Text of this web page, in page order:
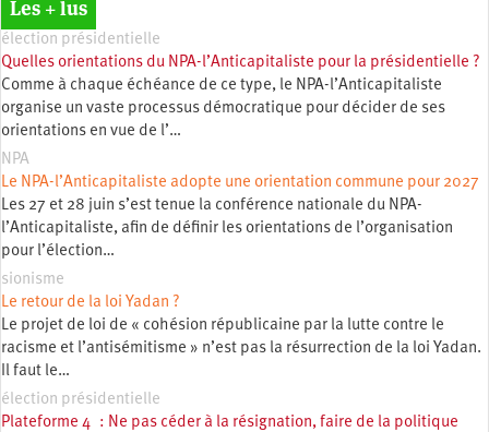
Les + lus
élection présidentielle
Quelles orientations du NPA-l’Anticapitaliste pour la présidentielle ?
Comme à chaque échéance de ce type, le NPA-l’Anticapitaliste
organise un vaste processus démocratique pour décider de ses
orientations en vue de l’…
NPA
Le NPA-l’Anticapitaliste adopte une orientation commune pour 2027
Les 27 et 28 juin s’est tenue la conférence nationale du NPA-
l’Anticapitaliste, afin de définir les orientations de l’organisation
pour l’élection…
sionisme
Le retour de la loi Yadan ?
Le projet de loi de « cohésion républicaine par la lutte contre le
racisme et l’antisémitisme » n’est pas la résurrection de la loi Yadan.
Il faut le…
élection présidentielle
Plateforme 4 : Ne pas céder à la résignation, faire de la politique